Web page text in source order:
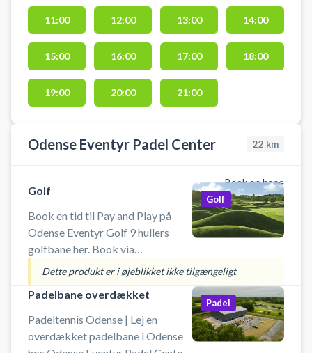
Broby.
11:00 12:00 13:00 14:00
15:00 16:00 17:00 18:00
19:00 20:00 21:00
Odense Eventyr Padel Center 22 km
Book en bane
Golf
Book en tid til Pay and Play på
Odense Eventyr Golf 9 hullers
golfbane her. Book via
WannaSport og spar op til 30%.
BEMÆRK: Denne bane er for alle.
Det er ikke nødvendigt at være
medlem af DGU eller h
Golf
Dette produkt er i øjeblikket ikke tilgængeligt
Padelbane overdækket
Padeltennis Odense | Lej en
overdækket padelbane i Odense
Padel